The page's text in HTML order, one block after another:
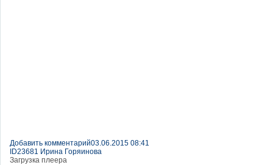
Добавить комментарий03.06.2015 08:41
ID23681 Ирина Горяинова
Загрузка плеера